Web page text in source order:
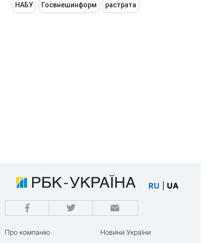
НАБУ Госвнешинформ растрата
RU UA
Про компанію
Новини України